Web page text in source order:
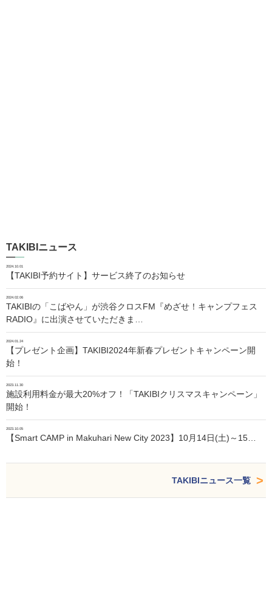
TAKIBIニュース
2024.10.01
【TAKIBI予約サイト】サービス終了のお知らせ
2024.02.06
TAKIBIの「こばやん」が渋谷クロスFM『めざせ！キャンプフェス
RADIO』に出演させていただきま…
2024.01.24
【プレゼント企画】TAKIBI2024年新春プレゼントキャンペーン開
始！
2023.11.30
施設利用料金が最大20%オフ！「TAKIBIクリスマスキャンペーン」
開始！
2023.10.05
【Smart CAMP in Makuhari New City 2023】10月14日(土)～15…
TAKIBIニュース一覧